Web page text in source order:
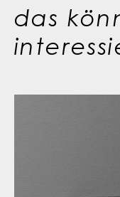
das